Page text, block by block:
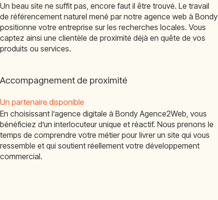
Un beau site ne suffit pas, encore faut il être trouvé. Le travail
de référencement naturel mené par notre agence web à Bondy
positionne votre entreprise sur les recherches locales. Vous
captez ainsi une clientèle de proximité déjà en quête de vos
produits ou services.
Accompagnement de proximité
Un partenaire disponible
En choisissant l’agence digitale à Bondy Agence2Web, vous
bénéficiez d’un interlocuteur unique et réactif. Nous prenons le
temps de comprendre votre métier pour livrer un site qui vous
ressemble et qui soutient réellement votre développement
commercial.